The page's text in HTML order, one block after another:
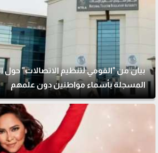
بيان من "القومي لتنظيم الاتصالات"
المسجلة بأسماء مواطنين دون علمهم